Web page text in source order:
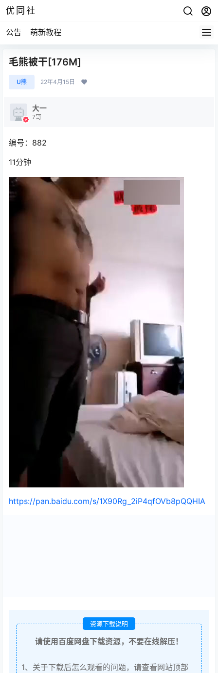
优同社
公告 萌新教程
毛熊被干[176M]
U熊 22年4月15日
大一
7哥
编号：882
11分钟
https://pan.baidu.com/s/1X90Rg_2iP4qfOVb8pQQHIA
资源下载说明
请使用百度网盘下载资源，不要在线解压！
1、关于下载后怎么观看的问题，请查看网站顶部